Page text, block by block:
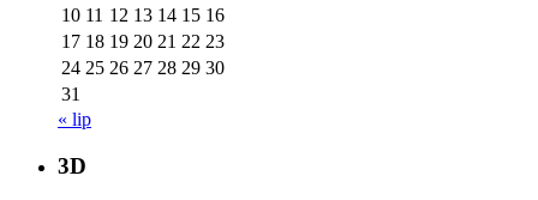
10 11 12 13 14 15 16
17 18 19 20 21 22 23
24 25 26 27 28 29 30
31
« lip
3D